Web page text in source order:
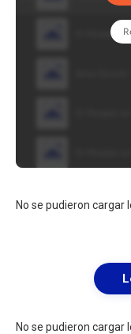
No se pudieron cargar
No se pudieron cargar